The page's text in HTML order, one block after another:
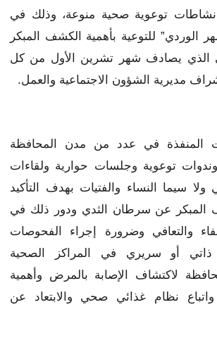
توعوية صحية منوعة، وذلك في
الوردي” للتوعية بأهمية الكشف المبكر
الذي يصادف شهر تشرين الأول من كل
مديرية الشؤون الاجتماعية والعمل.
المنفذة في عدد من مدن المحافظة
توعوية وجلسات حوارية ولقاءات
ولا سيما النساء والفتيات بهدف التأكيد
المبكر عن سرطان الثدي ودور ذلك في
والتعافي وضرورة إجراء الفحوصات
ذاتي أو سريري في المراكز الصحية
لاكتشاف الإصابة بالمرض وأهمية
نظام غذائي صحي والابتعاد عن